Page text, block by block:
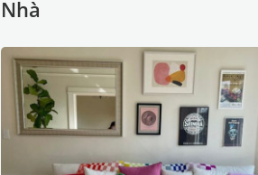
Nhà